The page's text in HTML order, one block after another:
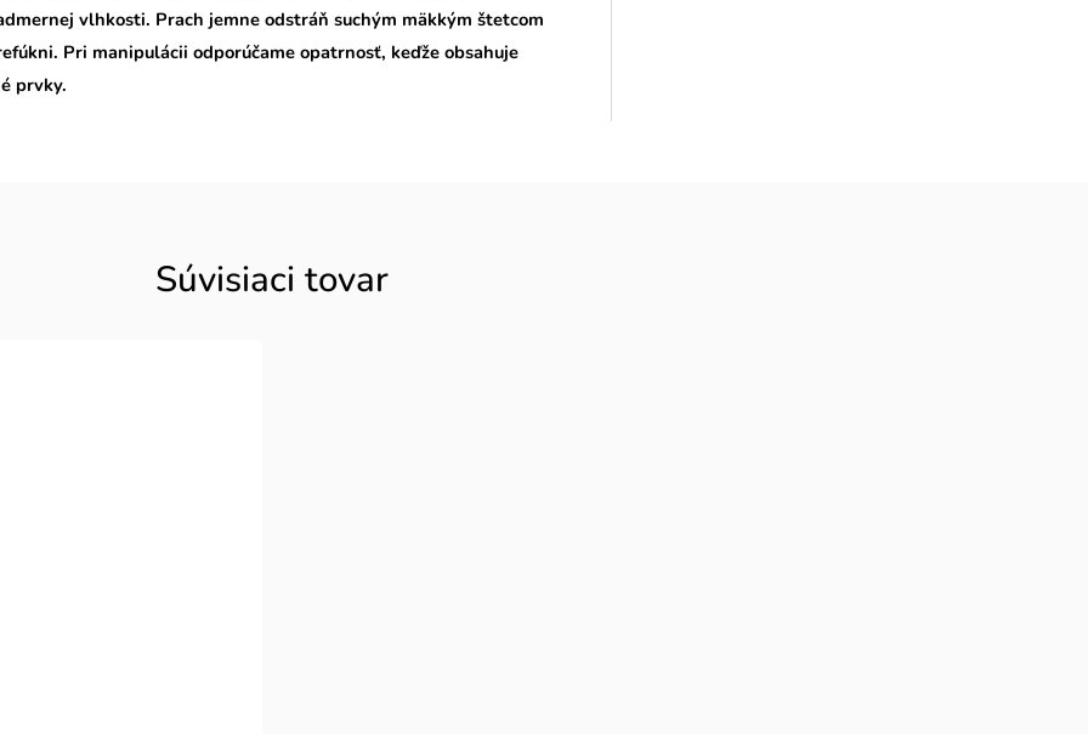
vlhkosti. Prach jemne odstráň suchým mäkkým štetcom
Pri manipulácii odporúčame opatrnosť, keďže obsahuje
prvky.
Súvisiaci tovar